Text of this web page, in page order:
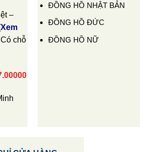
–
Xem
chỗ
ĐỒNG HỒ NHẬT BẢN
ĐỒNG HỒ ĐỨC
ĐỒNG HỒ NỮ